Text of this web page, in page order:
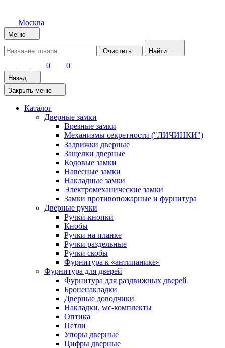
Москва
Меню
Очистить Найти
0 0
Назад
Закрыть меню
Каталог
Дверные замки
Врезные замки
Механизмы секретности ("ЛИЧИНКИ")
Задвижки дверные
Защелки дверные
Кодовые замки
Навесные замки
Накладные замки
Электромеханические замки
Замки противопожарные и фурнитура
Дверные ручки
Ручки-кнопки
Кнобы
Ручки на планке
Ручки раздельные
Ручки скобы
Фурнитура к «антипанике»
Фурнитура для дверей
Фурнитура для раздвижных дверей
Броненакладки
Дверные доводчики
Накладки, wc-комплекты
Оптика
Петли
Упоры дверные
Цифры дверные